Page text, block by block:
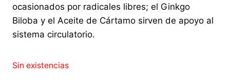
ocasionados por radicales libres; el Ginkgo
Biloba y el Aceite de Cártamo sirven de apoyo al
sistema circulatorio.
Sin existencias